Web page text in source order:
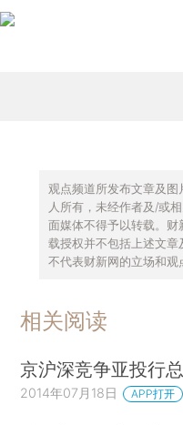
观点频道所发布文章及
人所有，未经作者及/或
面媒体不得予以转载。
载授权并不包括上述文章
不代表财新网的立场和观
相关阅读
京沪深竞争亚投行
2014年07月18日 APP打开